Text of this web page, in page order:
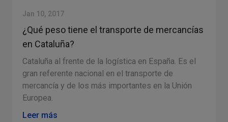
Jan 10, 2017
¿Qué peso tiene el transporte de mercancías
en Cataluña?
Cataluña al frente de la logística en España. Es el
gran referente nacional en el transporte de
mercancía y de los más importantes en la Unión
Europea.
Leer más